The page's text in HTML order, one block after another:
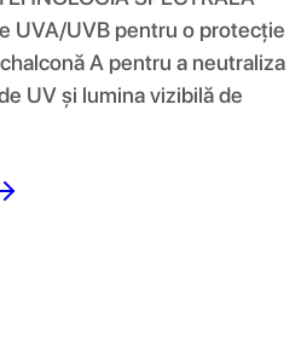
UVA/UVB pentru o protecție
A pentru a neutraliza
UV și lumina vizibilă de